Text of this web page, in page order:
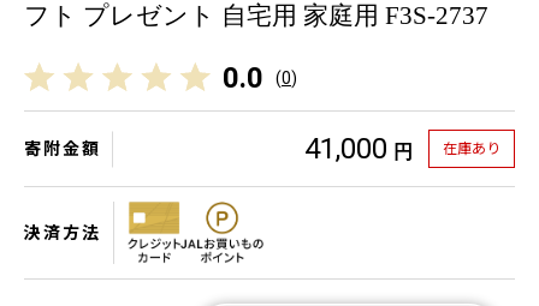
フト プレゼント 自宅用 家庭用 F3S-2737
0.0 (0)
寄附金額 41,000 円 在庫あり
決済方法